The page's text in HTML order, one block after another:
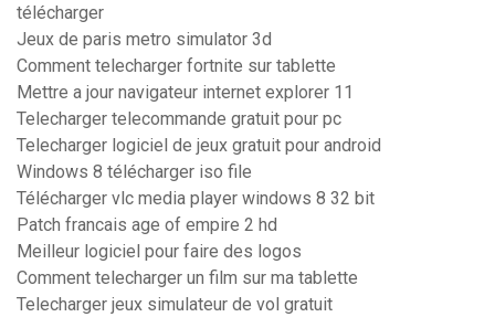
télécharger
Jeux de paris metro simulator 3d
Comment telecharger fortnite sur tablette
Mettre a jour navigateur internet explorer 11
Telecharger telecommande gratuit pour pc
Telecharger logiciel de jeux gratuit pour android
Windows 8 télécharger iso file
Télécharger vlc media player windows 8 32 bit
Patch francais age of empire 2 hd
Meilleur logiciel pour faire des logos
Comment telecharger un film sur ma tablette
Telecharger jeux simulateur de vol gratuit